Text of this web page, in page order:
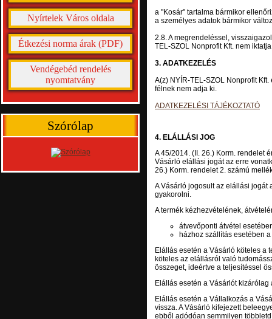
Nyírtelek Város oldala
Étkezési norma árak (PDF)
Vendégebéd rendelés
nyomtatvány
Szórólap
a "Kosár" tartalma bármikor
a személyes adatok bármikor
2.8. A megrendeléssel,
TEL-SZOL Nonprofit Kft. nem
3. ADATKEZELÉS
A(z) NYÍR-TEL-SZOL Nonprofit
félnek nem adja ki.
ADATKEZELÉSI TÁJÉKOZTATÓ
4. ELÁLLÁSI JOG
A 45/2014. (II. 26.) Korm. rendelet
Vásárló elállási jogát az erre
26.) Korm. rendelet 2. számú
A Vásárló jogosult az elállási jogát
gyakorolni.
A termék kézhezvételének,
átvevőponti átvétel
házhoz szállítás esetében
Elállás esetén a Vásárló köteles a
köteles az elállásról való
összeget, ideértve a teljesítéssel
Elállás esetén a Vásárlót
Elállás esetén a Vállalkozás a
vissza. A Vásárló kifejezett
ebből adódóan semmilyen